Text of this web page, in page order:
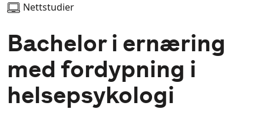
Nettstudier
Bachelor i ernæring
med fordypning i
helsepsykologi